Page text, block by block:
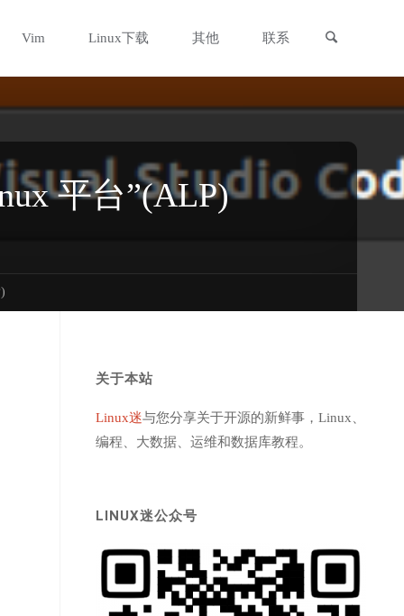
Vim Linux下载 其他 联系
平台”(ALP)
关于本站
Linux迷与您分享关于开源的新鲜事，Linux、
编程、大数据、运维和数据库教程。
LINUX迷公众号